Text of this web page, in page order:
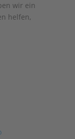
wir ein
helfen,